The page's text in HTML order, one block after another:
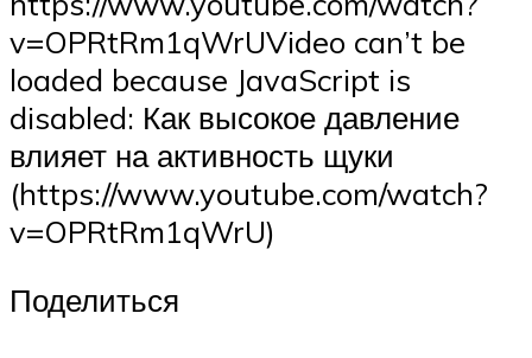
v=OPRtRm1qWrUVideo can’t be
loaded because JavaScript is
disabled: Как высокое давление
влияет на активность щуки
(https://www.youtube.com/watch?
v=OPRtRm1qWrU)
Поделиться